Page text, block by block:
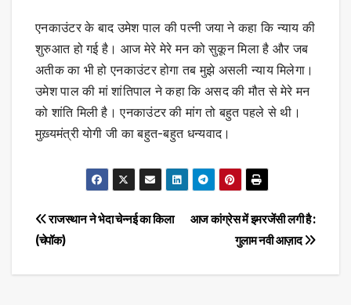
एनकाउंटर के बाद उमेश पाल की पत्नी जया ने कहा कि न्याय की
शुरुआत हो गई है। आज मेरे मेरे मन को सुकून मिला है और जब
अतीक का भी हो एनकाउंटर होगा तब मुझे असली न्याय मिलेगा।
उमेश पाल की मां शांतिपाल ने कहा कि असद की मौत से मेरे मन
को शांति मिली है। एनकाउंटर की मांग तो बहुत पहले से थी।
मुख़्यमंत्री योगी जी का बहुत-बहुत धन्यवाद।
Post
navigation
आज कांग्रेस में इमरजेंसी लगी है :
गुलाम नवी आज़ाद
राजस्थान ने भेदा चेन्नई का किला
(चेपॉक)